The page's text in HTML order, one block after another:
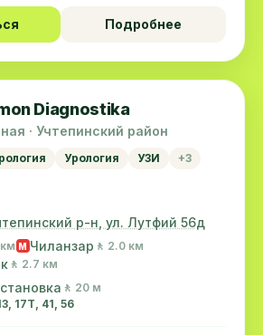
Подробнее
Diagnostika
· Учтепинский район
Урология УЗИ +3
г. Ташкент, Учтепинский р-н, ул. Лутфий 56д
км M Чиланзар 🚶 2.0 км
🚶 2.7 км
🚶 20 м
17T, 41, 56